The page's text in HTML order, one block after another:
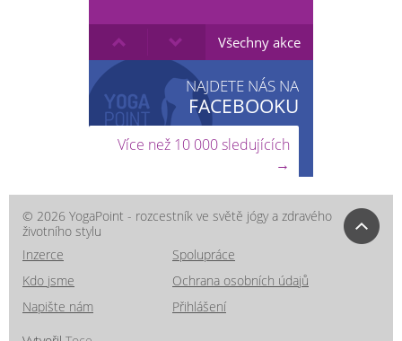
Všechny akce
NAJDETE NÁS NA
FACEBOOKU
Více než 10 000 sledujících
→
© 2026 YogaPoint - rozcestník ve světě jógy a zdravého
životního stylu
Inzerce
Spolupráce
Kdo jsme
Ochrana osobních údajů
Napište nám
Přihlášení